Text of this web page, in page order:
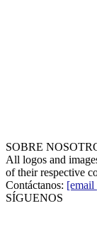
SOBRE
All logos and
of their respective
Contáctanos: [email
SÍGUENOS